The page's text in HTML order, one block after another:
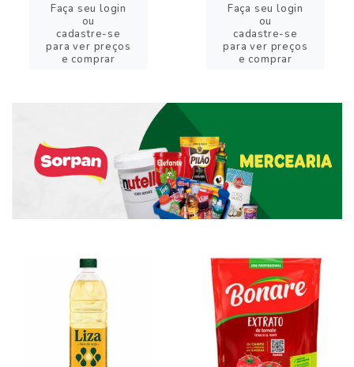
Faça seu login
ou
cadastre-se
para ver preços
e comprar
Faça seu login
ou
cadastre-se
para ver preços
e comprar